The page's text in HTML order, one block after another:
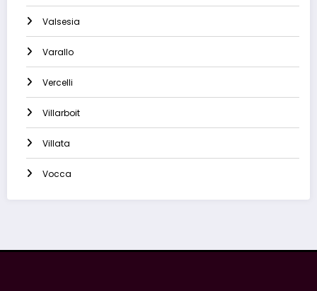
Valsesia
Varallo
Vercelli
Villarboit
Villata
Vocca